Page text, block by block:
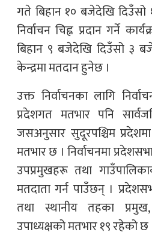
गते बिहान १० बजेदेखि दिउँसो
निर्वाचन चिह्न प्रदान गर्ने
बिहान ९ बजेदेखि दिउँसो ३
केन्द्रमा मतदान हुनेछ ।
उक्त निर्वाचनका लागि
प्रदेशगत मतभार पनि
जसअनुसार सुदूरपश्चिम
मतभार छ । निर्वाचनमा
उपप्रमुखहरू तथा
मतदाता गर्न पाउँछन् ।
तथा स्थानीय तहका
उपाध्यक्षको मतभार १९ रहेको छ